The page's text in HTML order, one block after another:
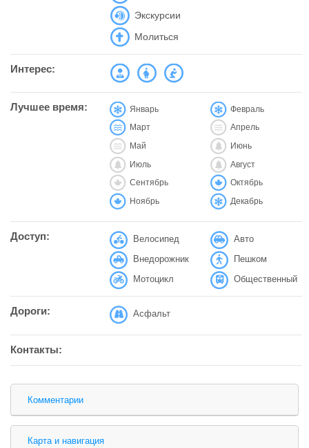
Экскурсии
Молиться
Интерес:
Лучшее время: Январь Февраль
Март Апрель
Май Июнь
Июль Август
Сентябрь Октябрь
Ноябрь Декабрь
Доступ: Велосипед
Авто
Внедорожник
Пешком
Мотоцикл
Общественный
Дороги: Асфальт
Контакты:
Комментарии
Карта и навигация